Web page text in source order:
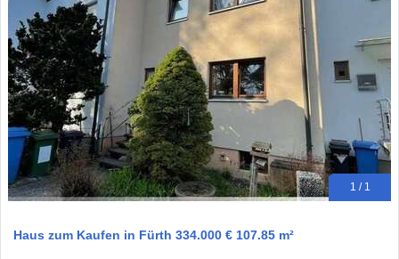
1 / 1
Haus zum Kaufen in Fürth 334.000 € 107.85 m²